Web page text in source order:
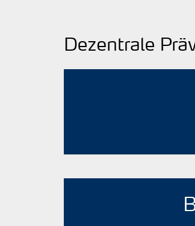
Dezentrale